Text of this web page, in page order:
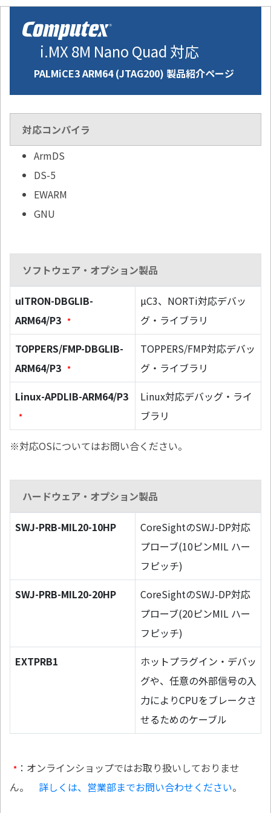
i.MX 8M Nano Quad 対応
PALMiCE3 ARM64 (JTAG200) 製品紹介ページ
対応コンパイラ
ArmDS
DS-5
EWARM
GNU
ソフトウェア・オプション製品
uITRON-DBGLIB-
ARM64/P3 *
µC3、NORTi対応デバッ
グ・ライブラリ
TOPPERS/FMP-DBGLIB-
ARM64/P3 *
TOPPERS/FMP対応デバッ
グ・ライブラリ
Linux-APDLIB-ARM64/P3
*
Linux対応デバッグ・ライ
ブラリ
※対応OSについてはお問い合ください。
ハードウェア・オプション製品
SWJ-PRB-MIL20-10HP
CoreSightのSWJ-DP対応
プローブ(10ピンMIL ハー
フピッチ)
SWJ-PRB-MIL20-20HP
CoreSightのSWJ-DP対応
プローブ(20ピンMIL ハー
フピッチ)
EXTPRB1
ホットプラグイン・デバッ
グや、任意の外部信号の入
力によりCPUをブレークさ
せるためのケーブル
* ：オンラインショップではお取り扱いしておりませ
ん。 詳しくは、営業部までお問い合わせください。